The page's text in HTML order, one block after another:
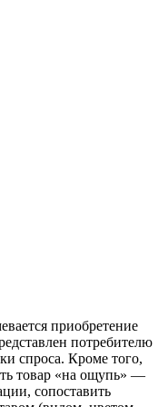
приобретение
потребителю
спроса. Кроме того,
товар «на ощупь» —
сопоставить